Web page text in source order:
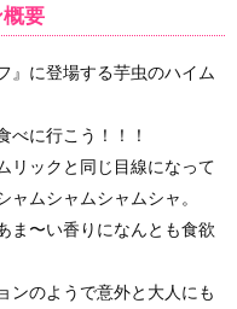
要
』に登場する芋虫のハイム
べに行こう！！！
リックと同じ目線になって
ャムシャムシャムシャ。
ま〜い香りになんとも食欲
ンのようで意外と大人にも